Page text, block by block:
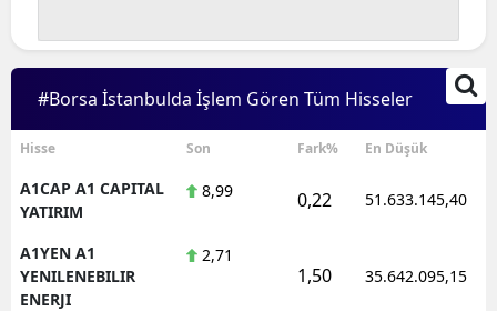
Çankırı
Çorum
Denizli
Elazığ
#Borsa İstanbulda İşlem Gören Tüm Hisseler
Hisse Son Fark% En Düşük
A1CAP A1 CAPITAL
YATIRIM
8,99 0,22 51.633.145,40
A1YEN A1
YENILENEBILIR
ENERJI
2,71
1,50 35.642.095,15